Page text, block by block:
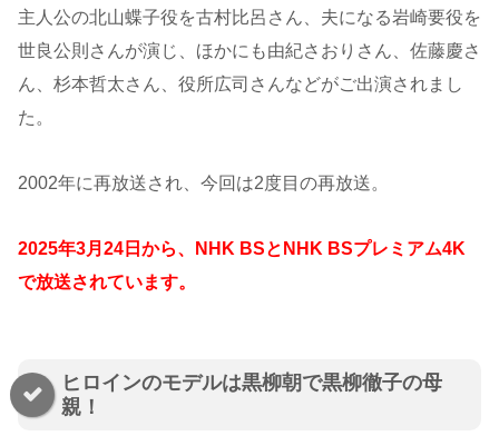
主人公の北山蝶子役を古村比呂さん、夫になる岩崎要役を
世良公則さんが演じ、ほかにも由紀さおりさん、佐藤慶さ
ん、杉本哲太さん、役所広司さんなどがご出演されまし
た。
2002年に再放送され、今回は2度目の再放送。
2025年3月24日から、NHK BSとNHK BSプレミアム4K
で放送されています。
ヒロインのモデルは黒柳朝で黒柳徹子の母
親！